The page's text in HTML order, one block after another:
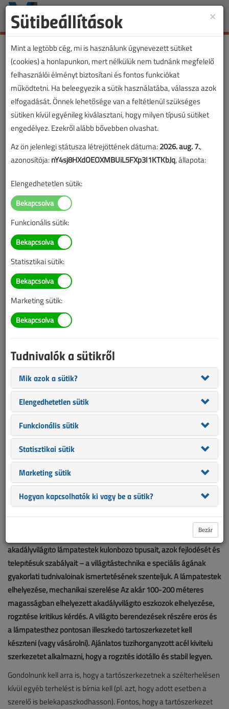
Toggle
Lapszám:
Világítástechnika
Légi akadályvilágítás III.
A világítástechnika mostohagyereke
Figylem! Ez a cikk 14 éve frissült utoljára. A benne szereplő
információk mára aktualitásukat veszíthették, valamint a tartalom
helyenként hiányos lehet (képek, táblázatok stb.).
Cikksorozatunk befejező részét – miután megismertük az
akadályvilágító lámpatestek különböző típusait, azok fejlődését és
telepítésük szabályait – a világítástechnika e speciális ágának
gyakorlati tudnivalóinak ismertetésének szenteljük. A lámpatestek
elhelyezése, mechanikai szerelése Az akár 100-200 méteres
magasságban elhelyezett akadályvilágító eszközök elhelyezése,
rögzítése kritikus kérdés. A világító berendezések részére erős és
a lámpatesthez pontosan illeszkedő tartószerkezetet kell
készíteni (vagy vásárolni). Ajánlatos tűzihorganyzott acél kivitelű
szerkezetet alkalmazni, hogy a rögzítés időtálló és stabil legyen.
Gondolnunk kell arra is, hogy a tartószerkezetnek a szélterhelésen
kívül egyéb terhelést is bírnia kell (pl. azt, hogy adott esetben a
szerelő is belekapaszkodhasson). Fontos, hogy a tartószerkezet
×
Sütibeállítások
Mint a legtöbb cég, mi is használunk úgynevezett sütiket
(cookies) a honlapunkon, mert nélkülük nem tudnánk megfelelő
felhasználói élményt biztosítani és fontos funkciókat
működtetni. Ha beleegyezik a sütik használatába, válassza azok
elfogadását. Önnek lehetősége van a feltétlenül szükséges
sütiken kívül egyénileg kiválasztani, hogy milyen típusú sütiket
engedélyez. Ezekről alább bővebben olvashat.
Az ön jelenlegi státusza létrejöttének dátuma:2026. aug. 7.,
azonosítója:nY4sj8HXdOEOXMBUiL5FXp3I1KTKbJq, állapota:
Elengedhetetlen sütik:
Funkcionális sütik:
Statisztikai sütik:
Marketing sütik:
Tudnivalók a sütikről
Mik azok a sütik?
Elengedhetetlen sütik
Funkcionális sütik
Statisztikai sütik
Marketing sütik
Hogyan kapcsolhatók ki vagy be a sütik?
Bezár